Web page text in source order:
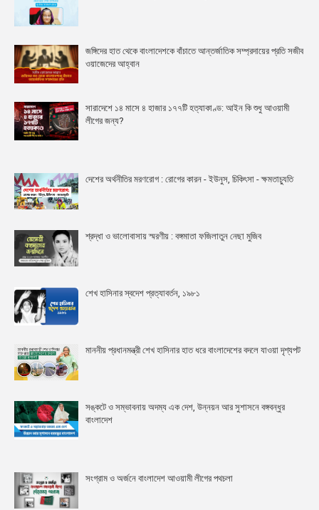
জঙ্গিদের হাত থেকে বাংলাদেশকে বাঁচাতে আন্তর্জাতিক সম্প্রদায়ের প্রতি সজীব
ওয়াজেদের আহ্বান
সারাদেশে ১৪ মাসে ৪ হাজার ১৭৭টি হত্যাকাণ্ড: আইন কি শুধু আওয়ামী
লীগের জন্য?
দেশের অর্থনীতির মরণরোগ : রোগের কারন - ইউনুস, চিকিৎসা - ক্ষমতাচ্যুতি
শ্রদ্ধা ও ভালোবাসায় স্মরণীয় : বঙ্গমাতা ফজিলাতুন নেছা মুজিব
শেখ হাসিনার স্বদেশ প্রত্যাবর্তন, ১৯৮১
মাননীয় প্রধানমন্ত্রী শেখ হাসিনার হাত ধরে বাংলাদেশের বদলে যাওয়া দৃশ্যপট
সঙ্কটে ও সম্ভাবনায় অদম্য এক দেশ, উন্নয়ন আর সুশাসনে বঙ্গবন্ধুর
বাংলাদেশ
সংগ্রাম ও অর্জনে বাংলাদেশ আওয়ামী লীগের পথচলা